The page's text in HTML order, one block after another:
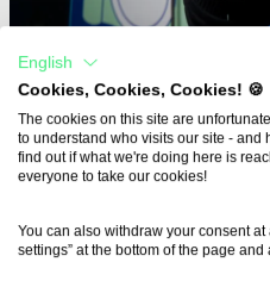
Home
Fachkraft 3D-Design:
English
Cookies, Cookies, Cookies! 🍪
The cookies on this site are
to understand who visits our site - and
find out if what we're doing here is
everyone to take our cookies!
You can also withdraw your consent
settings” at the bottom of the page